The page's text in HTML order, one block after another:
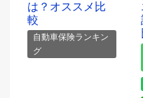
は？オススメ比
較
自動車保険ランキン
グ